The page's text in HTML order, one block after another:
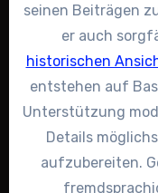
seinen Beiträgen
er auch
historischen
entstehen auf
Unterstützung
Details
aufzubereiten.